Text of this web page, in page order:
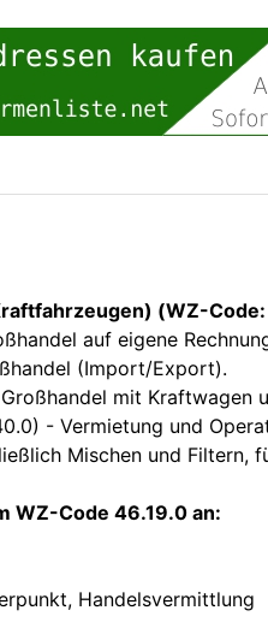
(WZ-
auf eigene
(Import/Export).
mit Kraftwagen
- Vermietung und
Mischen und Filtern,
WZ-Code 46.19.0 an:
Handelsvermittlung